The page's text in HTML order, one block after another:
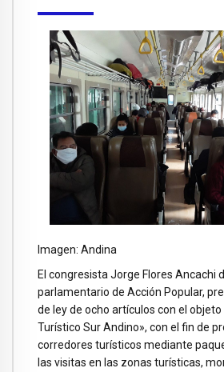
Imagen: Andina
El congresista Jorge Flores Ancachi
parlamentario de Acción Popular,
de ley de ocho artículos con el
Turístico Sur Andino», con el fin de
corredores turísticos mediante
las visitas en las zonas turísticas,